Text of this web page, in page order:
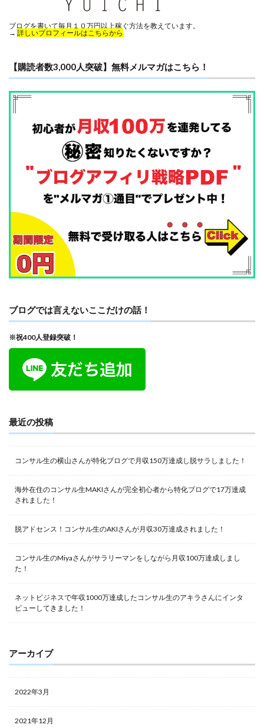
ブログを書いて毎月１０万円以上稼ぐ方法を教えています。
→ 詳しいプロフィールはこちらから
【購読者数3,000人突破】無料メルマガはこちら！
ブログでは言えないここだけの話！
※祝400人登録突破！
最近の投稿
コンサル生の横山さんが特化ブログで月収150万達成し脱サラしました！
海外在住のコンサル生MAKIさんが完全初心者から特化ブログで17万達成
されました！
脱アドセンス！コンサル生のAKIさんが月収30万達成されました！
コンサル生のMiyaさんがサラリーマンをしながら月収100万達成しまし
た！
ネットビジネスで年収1000万達成したコンサル生のアキラさんにインタ
ビューしてきました！
アーカイブ
2022年3月
2021年12月